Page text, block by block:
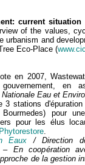
current
of the values,
urbanism and
Eco-Place (
en 2007,
en
Nationale Eau et
3 stations
pour
pour les élus
Phytorestore.
Eaux / Direction
En coopération
de la gestion